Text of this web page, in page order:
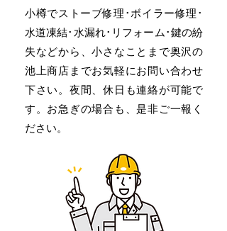
小樽でストーブ修理･ボイラー修理･
水道凍結･水漏れ･リフォーム･鍵の紛
失などから、小さなことまで奥沢の
池上商店までお気軽にお問い合わせ
下さい。夜間、休日も連絡が可能で
す。お急ぎの場合も、是非ご一報く
ださい。